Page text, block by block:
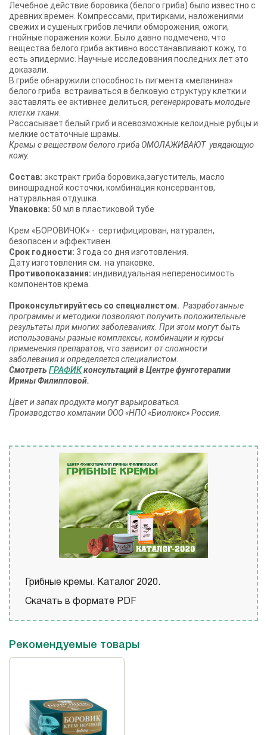
Лечебное действие боровика (белого гриба) было известно с
древних времен. Компрессами, притирками, наложениями
свежих и сушеных грибов лечили обморожения, ожоги,
гнойные поражения кожи. Было давно подмечено, что
вещества белого гриба активно восстанавливают кожу, то
есть эпидермис. Научные исследования последних лет это
доказали.
В грибе обнаружили способность пигмента «меланина»
белого гриба встраиваться в белковую структуру клетки и
заставлять ее активнее делиться, регенерировать молодые
клетки ткани.
Рассасывает белый гриб и всевозможные келоидные рубцы и
мелкие остаточные шрамы.
Кремы с веществом белого гриба ОМОЛАЖИВАЮТ увядающую
кожу.
Состав: экстракт гриба боровика,загуститель, масло
виношрадной косточки, комбинация консервантов,
натуральная отдушка.
Упаковка: 50 мл в пластиковой тубе
Крем «БОРОВИЧОК» - сертифицирован, натурален,
безопасен и эффективен.
Срок годности: 3 года со дня изготовления.
Дату изготовления см. на упаковке.
Противопоказания: индивидуальная непереносимость
компонентов крема.
Проконсультируйтесь со специалистом. Разработанные
программы и методики позволяют получить положительные
результаты при многих заболеваниях. При этом могут быть
использованы разные комплексы, комбинации и курсы
применения препаратов, что зависит от сложности
заболевания и определяется специалистом.
Смотреть ГРАФИКконсультаций в Центре фунготерапии
Ирины Филипповой.
Цвет и запах продукта могут варьироваться.
Производство компании ООО «НПО «Биолюкс» Россия.
Грибные кремы. Каталог 2020.
Скачать в формате PDF
Рекомендуемые товары